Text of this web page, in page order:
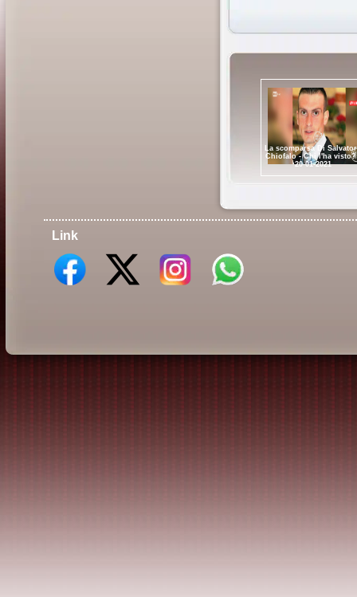
La scomparsa Di
Chiofalo - Chi l'ha visto?
20-01-2021
Link